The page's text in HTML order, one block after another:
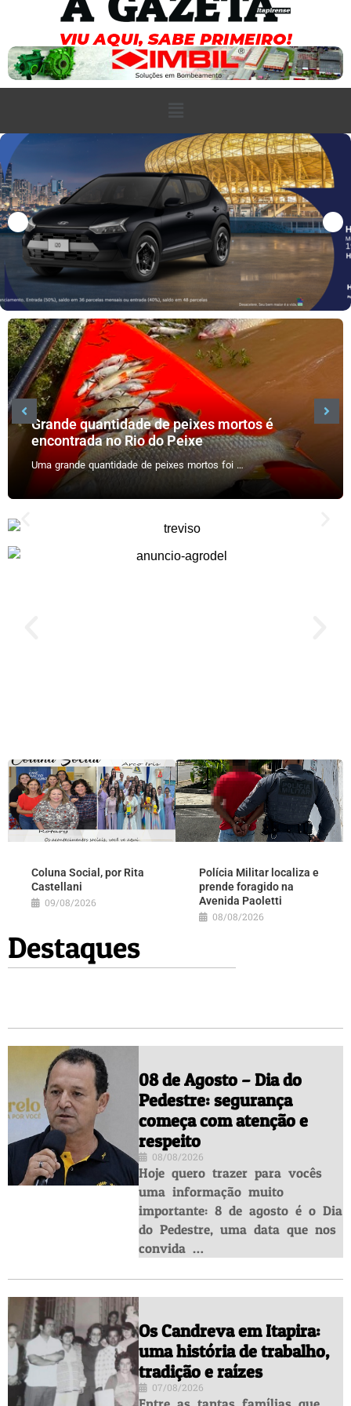
Grande quantidade de peixes mortos é
encontrada no Rio do Peixe
Uma grande quantidade de peixes mortos foi …
Coluna Social, por Rita
Castellani
09/08/2026
Polícia Militar localiza e
prende foragido na
Avenida Paoletti
08/08/2026
Destaques
08 de Agosto – Dia do
Pedestre: segurança
começa com atenção e
respeito
08/08/2026
Hoje quero trazer para vocês
uma informação muito
importante: 8 de agosto é o Dia
do Pedestre, uma data que nos
convida …
Os Candreva em Itapira:
uma história de trabalho,
tradição e raízes
07/08/2026